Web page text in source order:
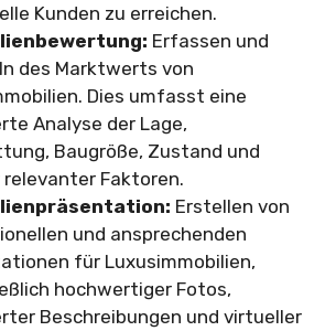
Kunden zu erreichen.
Erfassen und
des Marktwerts von
Dies umfasst eine
Analyse der Lage,
Baugröße, Zustand und
relevanter Faktoren.
Erstellen von
und ansprechenden
für Luxusimmobilien,
hochwertiger Fotos,
Beschreibungen und virtueller